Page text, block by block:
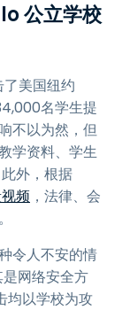
公立学校
美国纽约
名学生提
不以为然，但
学资料、学生
外，根据
频 ，法律、会
令人不安的情
网络安全方
均以学校为攻